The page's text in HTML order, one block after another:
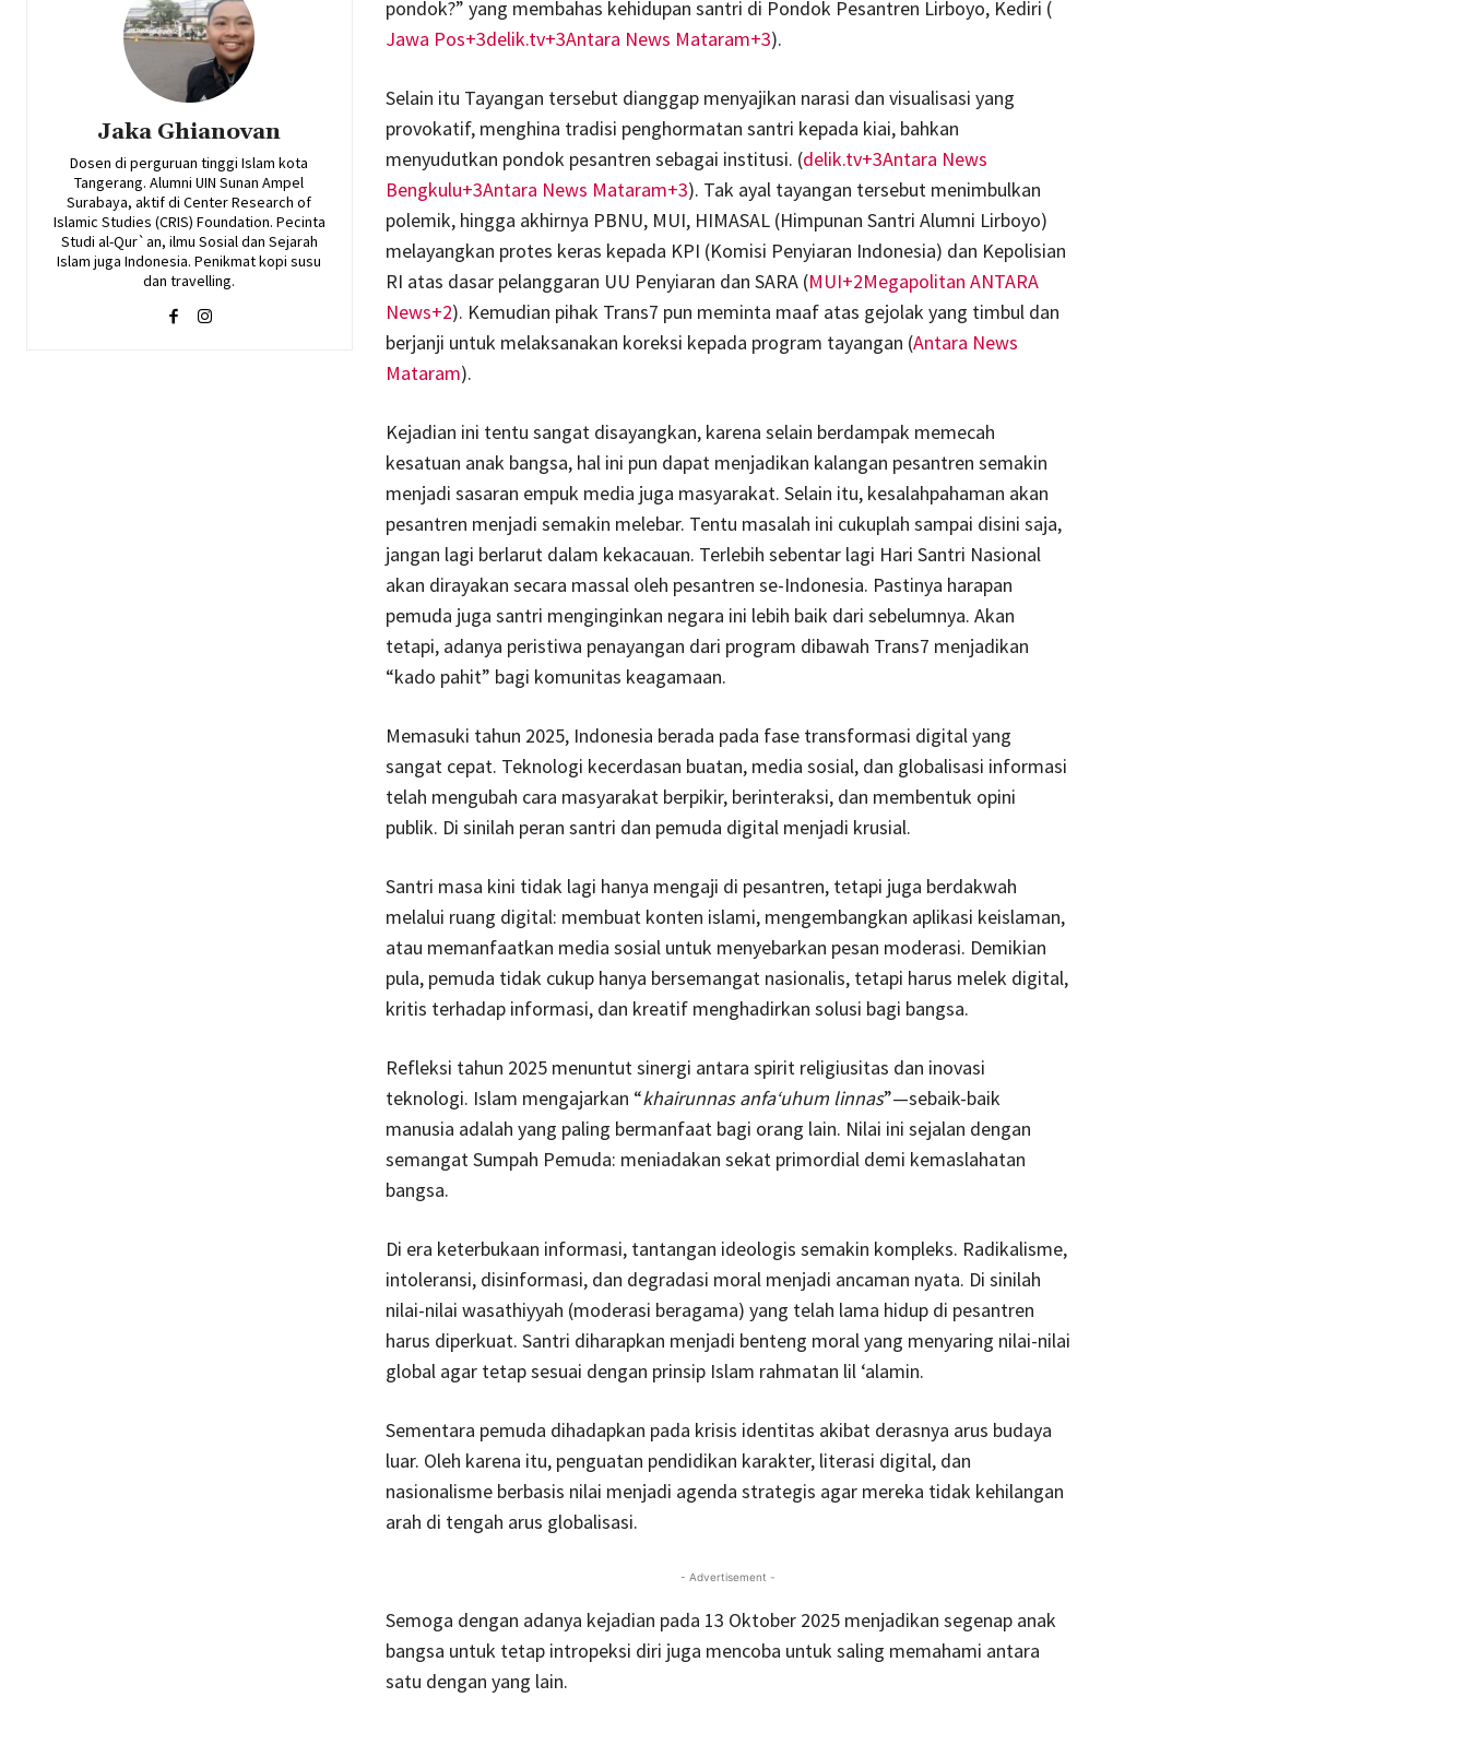
Jaka Ghianovan
Dosen di perguruan tinggi Islam kota
Tangerang. Alumni UIN Sunan Ampel
Surabaya, aktif di Center Research of
Islamic Studies (CRIS) Foundation. Pecinta
Studi al-Qur`an, ilmu Sosial dan Sejarah
Islam juga Indonesia. Penikmat kopi susu
dan travelling.
pondok?” yang membahas kehidupan santri di Pondok Pesantren Lirboyo, Kediri (
Jawa Pos+3delik.tv+3Antara News Mataram+3).
Selain itu Tayangan tersebut dianggap menyajikan narasi dan visualisasi yang
provokatif, menghina tradisi penghormatan santri kepada kiai, bahkan
menyudutkan pondok pesantren sebagai institusi. (delik.tv+3Antara News
Bengkulu+3Antara News Mataram+3). Tak ayal tayangan tersebut menimbulkan
polemik, hingga akhirnya PBNU, MUI, HIMASAL (Himpunan Santri Alumni Lirboyo)
melayangkan protes keras kepada KPI (Komisi Penyiaran Indonesia) dan Kepolisian
RI atas dasar pelanggaran UU Penyiaran dan SARA (MUI+2Megapolitan ANTARA
News+2). Kemudian pihak Trans7 pun meminta maaf atas gejolak yang timbul dan
berjanji untuk melaksanakan koreksi kepada program tayangan (Antara News
Mataram).
Kejadian ini tentu sangat disayangkan, karena selain berdampak memecah
kesatuan anak bangsa, hal ini pun dapat menjadikan kalangan pesantren semakin
menjadi sasaran empuk media juga masyarakat. Selain itu, kesalahpahaman akan
pesantren menjadi semakin melebar. Tentu masalah ini cukuplah sampai disini saja,
jangan lagi berlarut dalam kekacauan. Terlebih sebentar lagi Hari Santri Nasional
akan dirayakan secara massal oleh pesantren se-Indonesia. Pastinya harapan
pemuda juga santri menginginkan negara ini lebih baik dari sebelumnya. Akan
tetapi, adanya peristiwa penayangan dari program dibawah Trans7 menjadikan
“kado pahit” bagi komunitas keagamaan.
Memasuki tahun 2025, Indonesia berada pada fase transformasi digital yang
sangat cepat. Teknologi kecerdasan buatan, media sosial, dan globalisasi informasi
telah mengubah cara masyarakat berpikir, berinteraksi, dan membentuk opini
publik. Di sinilah peran santri dan pemuda digital menjadi krusial.
Santri masa kini tidak lagi hanya mengaji di pesantren, tetapi juga berdakwah
melalui ruang digital: membuat konten islami, mengembangkan aplikasi keislaman,
atau memanfaatkan media sosial untuk menyebarkan pesan moderasi. Demikian
pula, pemuda tidak cukup hanya bersemangat nasionalis, tetapi harus melek digital,
kritis terhadap informasi, dan kreatif menghadirkan solusi bagi bangsa.
Refleksi tahun 2025 menuntut sinergi antara spirit religiusitas dan inovasi
teknologi. Islam mengajarkan “khairunnas anfa‘uhum linnas”—sebaik-baik
manusia adalah yang paling bermanfaat bagi orang lain. Nilai ini sejalan dengan
semangat Sumpah Pemuda: meniadakan sekat primordial demi kemaslahatan
bangsa.
Di era keterbukaan informasi, tantangan ideologis semakin kompleks. Radikalisme,
intoleransi, disinformasi, dan degradasi moral menjadi ancaman nyata. Di sinilah
nilai-nilai wasathiyyah (moderasi beragama) yang telah lama hidup di pesantren
harus diperkuat. Santri diharapkan menjadi benteng moral yang menyaring nilai-nilai
global agar tetap sesuai dengan prinsip Islam rahmatan lil ‘alamin.
Sementara pemuda dihadapkan pada krisis identitas akibat derasnya arus budaya
luar. Oleh karena itu, penguatan pendidikan karakter, literasi digital, dan
nasionalisme berbasis nilai menjadi agenda strategis agar mereka tidak kehilangan
arah di tengah arus globalisasi.
- Advertisement -
Semoga dengan adanya kejadian pada 13 Oktober 2025 menjadikan segenap anak
bangsa untuk tetap intropeksi diri juga mencoba untuk saling memahami antara
satu dengan yang lain.